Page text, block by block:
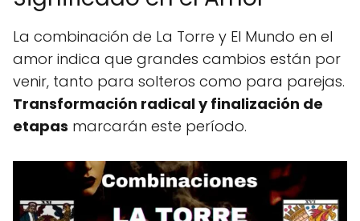
La combinación de La Torre y El Mundo en el
amor indica que grandes cambios están por
venir, tanto para solteros como para parejas.
Transformación radical y finalización de
etapas marcarán este período.